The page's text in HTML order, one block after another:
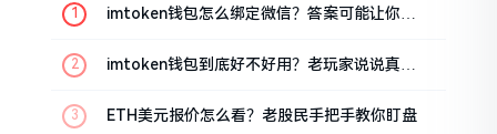
imtoken钱包怎么绑定微信？答案可能让你失
imtoken钱包到底好不好用？老玩家说说真实
ETH美元报价怎么看？老股民手把手教你盯盘